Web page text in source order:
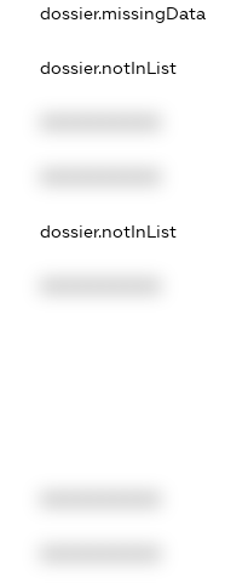
dossier.missingData
dossier.notInList
dossier.notInList